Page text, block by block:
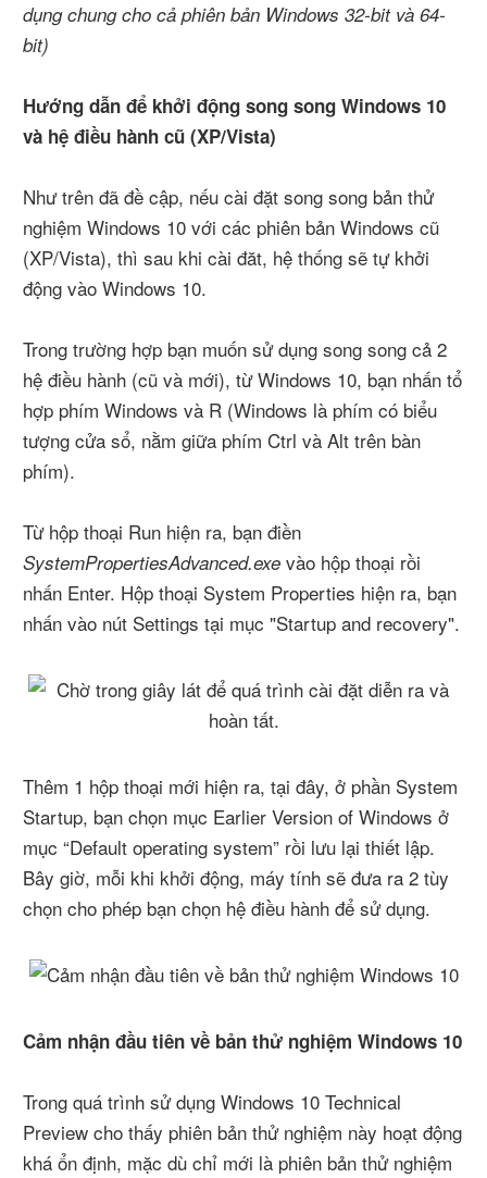
dụng chung cho cả phiên bản Windows 32-bit và 64-
bit)
Hướng dẫn để khởi động song song Windows 10
và hệ điều hành cũ (XP/Vista)
Như trên đã đề cập, nếu cài đặt song song bản thử
nghiệm Windows 10 với các phiên bản Windows cũ
(XP/Vista), thì sau khi cài đăt, hệ thống sẽ tự khởi
động vào Windows 10.
Trong trường hợp bạn muốn sử dụng song song cả 2
hệ điều hành (cũ và mới), từ Windows 10, bạn nhấn tổ
hợp phím Windows và R (Windows là phím có biểu
tượng cửa sổ, nằm giữa phím Ctrl và Alt trên bàn
phím).
Từ hộp thoại Run hiện ra, bạn điền
SystemPropertiesAdvanced.exe vào hộp thoại rồi
nhấn Enter. Hộp thoại System Properties hiện ra, bạn
nhấn vào nút Settings tại mục "Startup and recovery".
Thêm 1 hộp thoại mới hiện ra, tại đây, ở phần System
Startup, bạn chọn mục Earlier Version of Windows ở
mục “Default operating system” rồi lưu lại thiết lập.
Bây giờ, mỗi khi khởi động, máy tính sẽ đưa ra 2 tùy
chọn cho phép bạn chọn hệ điều hành để sử dụng.
Cảm nhận đầu tiên về bản thử nghiệm Windows 10
Trong quá trình sử dụng Windows 10 Technical
Preview cho thấy phiên bản thử nghiệm này hoạt động
khá ổn định, mặc dù chỉ mới là phiên bản thử nghiệm